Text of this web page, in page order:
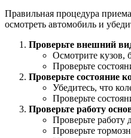
Правильная процедура
осмотреть автомобиль и
Проверьте внешний
Осмотрите кузов,
Проверьте
Проверьте состояние
Убедитесь, что
Проверьте
Проверьте работу
Проверьте работу
Проверьте